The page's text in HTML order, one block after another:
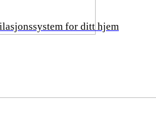
for ditt hjem